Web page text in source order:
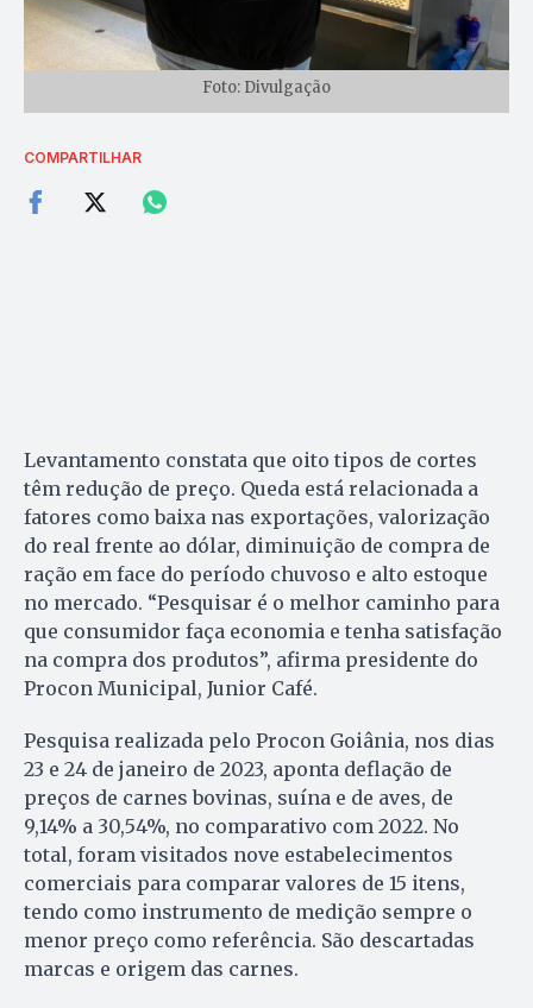
Foto: Divulgação
COMPARTILHAR
Levantamento constata que oito tipos de cortes
têm redução de preço. Queda está relacionada a
fatores como baixa nas exportações, valorização
do real frente ao dólar, diminuição de compra de
ração em face do período chuvoso e alto estoque
no mercado. “Pesquisar é o melhor caminho para
que consumidor faça economia e tenha satisfação
na compra dos produtos”, afirma presidente do
Procon Municipal, Junior Café.
Pesquisa realizada pelo Procon Goiânia, nos dias
23 e 24 de janeiro de 2023, aponta deflação de
preços de carnes bovinas, suína e de aves, de
9,14% a 30,54%, no comparativo com 2022. No
total, foram visitados nove estabelecimentos
comerciais para comparar valores de 15 itens,
tendo como instrumento de medição sempre o
menor preço como referência. São descartadas
marcas e origem das carnes.